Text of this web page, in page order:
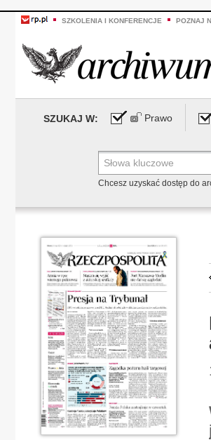
SZKOLENIA I KONFERENCJE POZNAJ
SZUKAJ W: Prawo
Chcesz uzyskać dostęp do